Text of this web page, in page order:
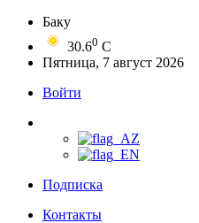
Баку
30.60 C
Пятница, 7 август 2026
Войти
Подписка
Контакты